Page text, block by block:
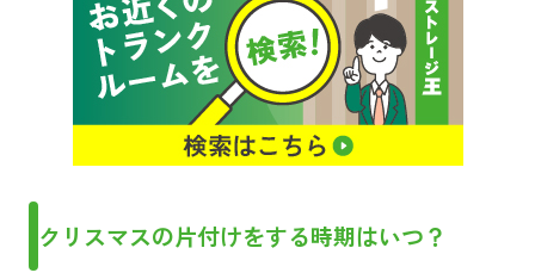
クリスマスの片付けをする時期はいつ？